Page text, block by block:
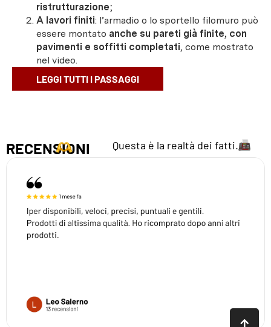
ristrutturazione;
A lavori finiti: l’armadio o lo sportello filomuro può
essere montato anche su pareti già finite, con
pavimenti e soffitti completati, come mostrato
nel video.
LEGGI TUTTI I PASSAGGI
RECENSIONI Questa è la realtà dei fatti.